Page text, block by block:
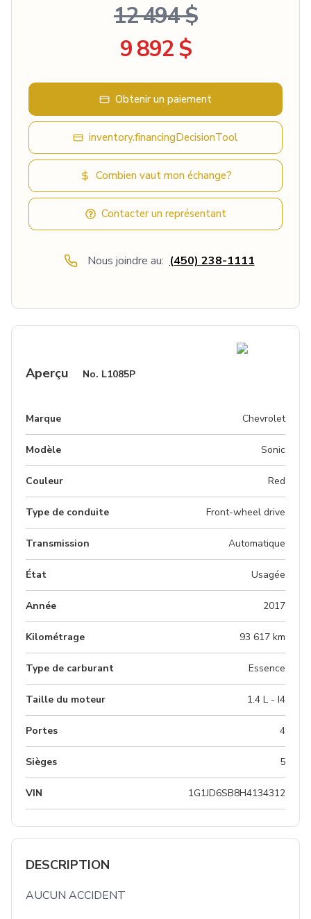
12 494 $
9 892 $
Obtenir un paiement
inventory.financingDecisionTool
Combien vaut mon échange?
Contacter un représentant
Nous joindre au: (450) 238-1111
Aperçu No. L1085P
Marque Chevrolet
Modèle Sonic
Couleur red
Type de conduite Front-wheel drive
Transmission Automatique
État Usagée
Année 2017
Kilométrage 93 617 km
Type de carburant Essence
Taille du moteur 1.4 L - I4
Portes 4
Sièges 5
VIN 1G1JD6SB8H4134312
DESCRIPTION
AUCUN ACCIDENT